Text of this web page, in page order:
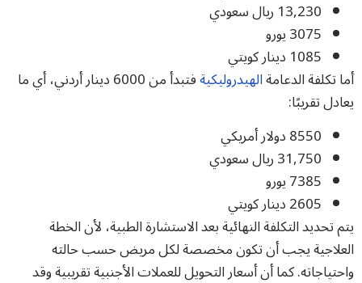
13,230ريال سعودي
3075يورو
1085دينار كويتي
أما تكلفة الدعامةالهيدروليكيةفتبدأ من6000دينار أردني، أي ما
يعادل تقريبًا:
8550دولار أمريكي
31,750ريال سعودي
7385يورو
2605دينار كويتي
يتم تحديد التكلفة النهائية بعد الاستشارة الطبية، لأن الخطة
العلاجية يجب أن تكون مخصصة لكل مريض حسب حالته
واحتياجاته. كما أن أسعار التحويل للعملات الأجنبية تقريبية وقد